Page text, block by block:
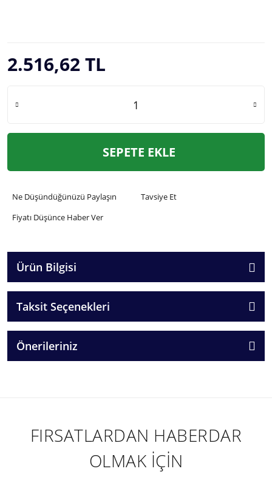
2.516,62 TL
SEPETE EKLE
Ne Düşündüğünüzü Paylaşın
Tavsiye Et
Fiyatı Düşünce Haber Ver
Ürün Bilgisi
Taksit Seçenekleri
Önerileriniz
FIRSATLARDAN HABERDAR
OLMAK İÇİN